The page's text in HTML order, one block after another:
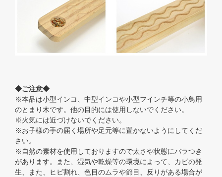
◆ご注意◆
※本品は小型インコ、中型インコや小型フインチ等の小鳥用
のとまり木です。他の目的には使用しないでください。
※火気には近づけないでください。
※お子様の手の届く場所や足元等に置かないようにしてくだ
さい。
※自然の素材を使用しておりますので太さや状態にバラつき
があります。また、湿気や乾燥等の環境によって、カビの発
生、また、ヒビ割れ、色目のムラや節目、反りがある場合が